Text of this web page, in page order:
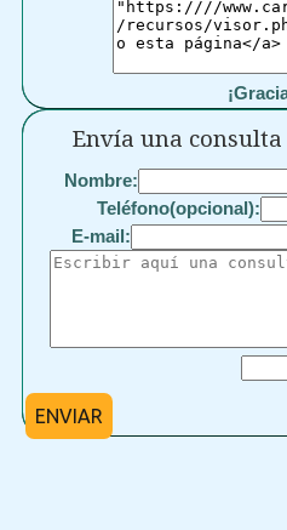
Envía una
Nombre:
Teléfono(opcional):
E-mail:
ENVIAR